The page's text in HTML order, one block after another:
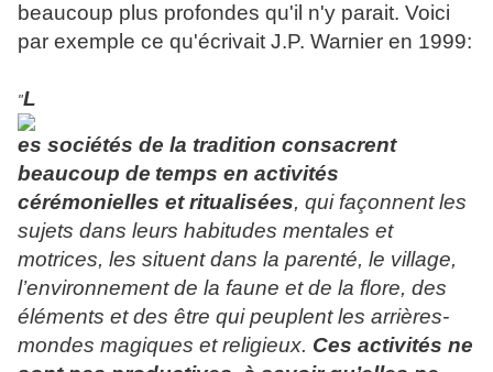
beaucoup plus profondes qu'il n'y parait. Voici
par exemple ce qu'écrivait J.P. Warnier en 1999:
"L
es sociétés de la tradition consacrent
beaucoup de temps en activités
cérémonielles et ritualisées, qui façonnent les
sujets dans leurs habitudes mentales et
motrices, les situent dans la parenté, le village,
l’environnement de la faune et de la flore, des
éléments et des être qui peuplent les arrières-
mondes magiques et religieux. Ces activités ne